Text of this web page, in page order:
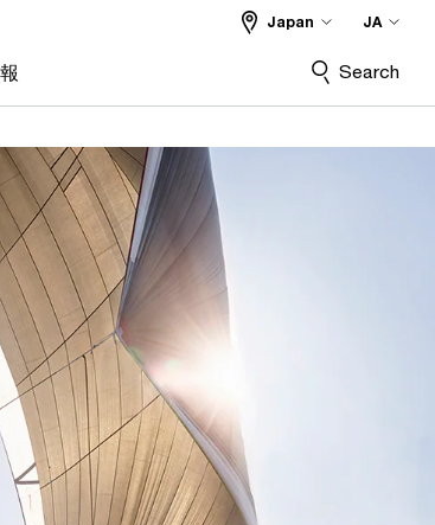
Japan JA
Search